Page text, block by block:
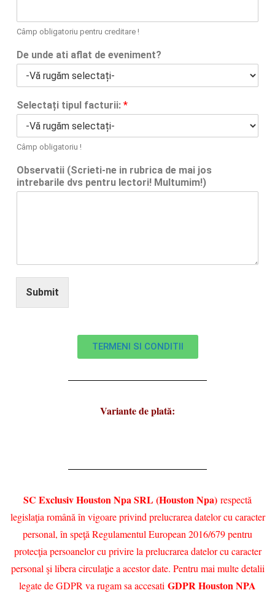
Câmp obligatoriu pentru creditare !
De unde ati aflat de eveniment?
Selectați tipul facturii: *
Câmp obligatoriu !
Observatii (Scrieti-ne in rubrica de mai jos
intrebarile dvs pentru lectori! Multumim!)
Submit
TERMENI SI CONDITII
Variante de plată:
SC Exclusiv Houston Npa SRL (Houston Npa) respectă
legislaţia română în vigoare privind prelucrarea datelor cu caracter
personal, în speţă Regulamentul European 2016/679 pentru
protecţia persoanelor cu privire la prelucrarea datelor cu caracter
personal şi libera circulaţie a acestor date. Pentru mai multe detalii
legate de GDPR va rugam sa accesati GDPR Houston NPA